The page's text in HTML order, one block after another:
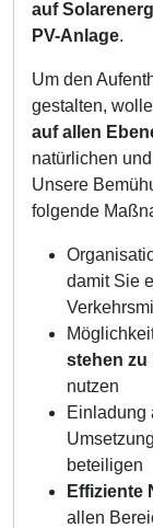
auf
PV-Anlage.
Um den
gestalten,
auf allen
natürlichen
Unsere
folgende
damit Sie
stehen zu
nutzen
Einladung
beteiligen
Effiziente
allen